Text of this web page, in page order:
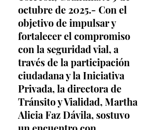
octubre de 2025.- Con el
objetivo de impulsar y
fortalecer el compromiso
con la seguridad vial, a
través de la participación
ciudadana y la Iniciativa
Privada, la directora de
Tránsito y Vialidad, Martha
Alicia Faz Dávila, sostuvo